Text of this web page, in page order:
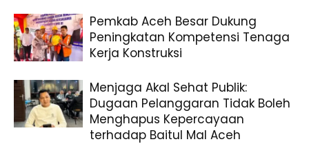
Pemkab Aceh Besar Dukung
Peningkatan Kompetensi Tenaga
Kerja Konstruksi
Menjaga Akal Sehat Publik:
Dugaan Pelanggaran Tidak Boleh
Menghapus Kepercayaan
terhadap Baitul Mal Aceh